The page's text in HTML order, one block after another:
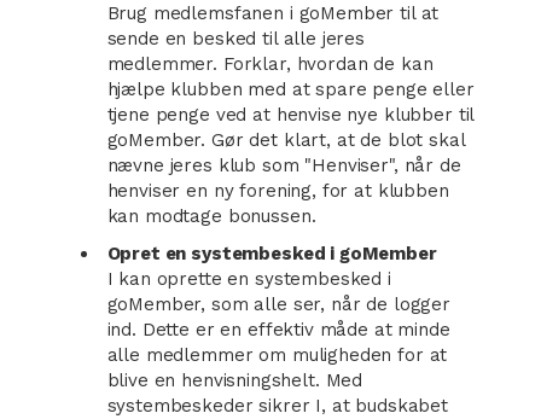
Brug medlemsfanen i goMember til at
sende en besked til alle jeres
medlemmer. Forklar, hvordan de kan
hjælpe klubben med at spare penge eller
tjene penge ved at henvise nye klubber til
goMember. Gør det klart, at de blot skal
nævne jeres klub som "Henviser", når de
henviser en ny forening, for at klubben
kan modtage bonussen.
Opret en systembesked i goMember
I kan oprette en systembesked i
goMember, som alle ser, når de logger
ind. Dette er en effektiv måde at minde
alle medlemmer om muligheden for at
blive en henvisningshelt. Med
systembeskeder sikrer I, at budskabet